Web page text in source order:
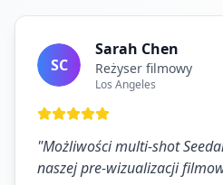
SC
Sarah Chen
Reżyser filmowy
Los Angeles
"Możliwości multi-shot
naszej pre-wizualizacji